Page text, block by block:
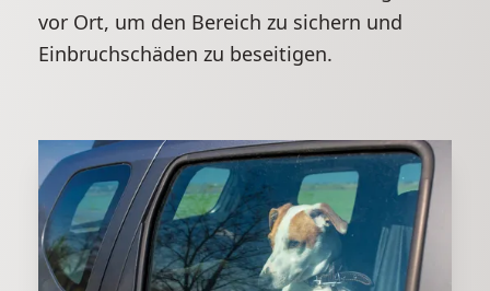
vor Ort, um den Bereich zu sichern und
Einbruchschäden zu beseitigen.